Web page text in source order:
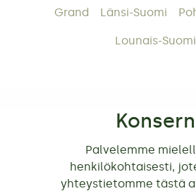
Grand Länsi-Suomi
Lounais-Suomi
Palvelemme
henkilökohtaisesti,
yhteystietomme tästä